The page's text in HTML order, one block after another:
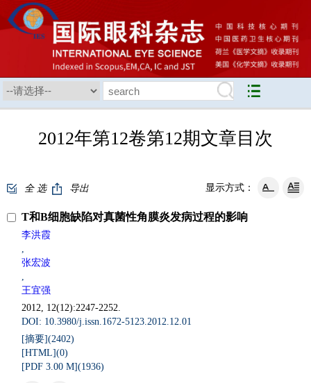
2012年第12卷第12期文章目次
全 选 导出 显示方式：
T和B细胞缺陷对真菌性角膜炎发病过程的影响
李洪霞
,
张宏波
,
王宜强
2012, 12(12):2247-2252.
DOI: 10.3980/j.issn.1672-5123.2012.12.01
[摘要](2402)
[HTML](0)
[PDF 3.00 M](1936)